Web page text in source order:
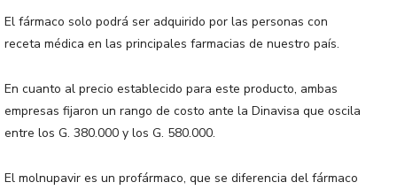
El fármaco solo podrá ser adquirido por las personas con
receta médica en las principales farmacias de nuestro país.
En cuanto al precio establecido para este producto, ambas
empresas fijaron un rango de costo ante la Dinavisa que oscila
entre los G. 380.000 y los G. 580.000.
El molnupavir es un profármaco, que se diferencia del fármaco